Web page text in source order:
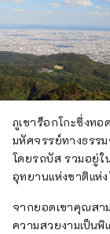
ที่น่
เก
ดอ
สว
คุณ
ดอ
เพ
กร
กา
ภูเขาร็อกโกะซึ่งทอ
มหัศจรรย์ทางธรร
โดยรถบัส รวมอยู่ใ
อุทยานแห่งชาติแห่
จากยอดเขาคุณสาม
ความสวยงามเป็นพิ